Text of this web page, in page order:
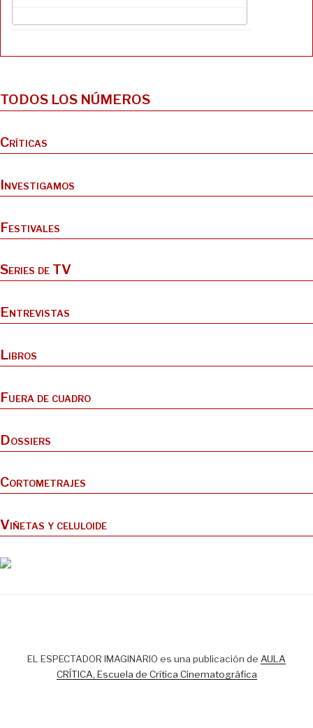
n
k
i
TODOS LOS NÚMEROS
Críticas
Investigamos
Festivales
Series de TV
Entrevistas
Libros
Fuera de cuadro
Dossiers
Cortometrajes
Viñetas y celuloide
EL ESPECTADOR IMAGINARIO es una publicación de AULA
CRÍTICA, Escuela de Crítica Cinematográfica